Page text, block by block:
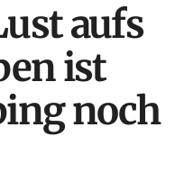
aufs
ist
noch